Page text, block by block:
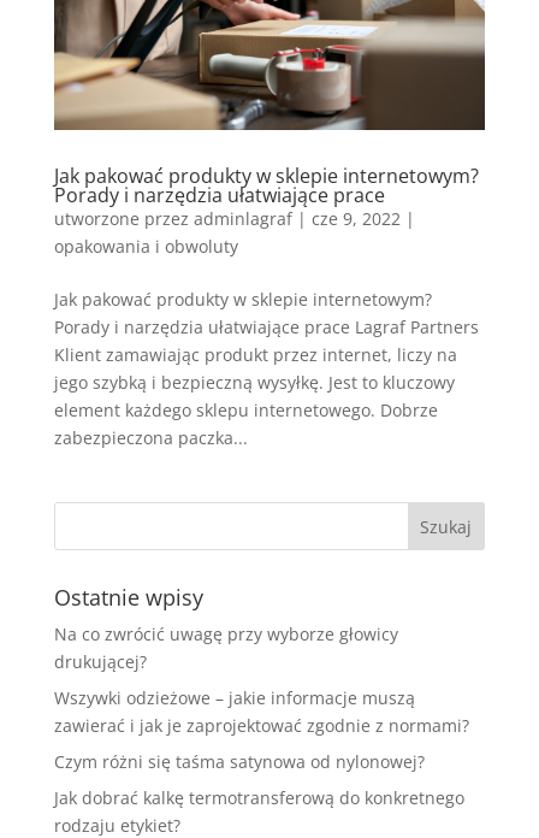
Jak pakować produkty w sklepie internetowym?
Porady i narzędzia ułatwiające prace
utworzone przez adminlagraf| cze 9, 2022|
opakowania i obwoluty
Jak pakować produkty w sklepie internetowym?
Porady i narzędzia ułatwiające prace Lagraf Partners
Klient zamawiając produkt przez internet, liczy na
jego szybką i bezpieczną wysyłkę. Jest to kluczowy
element każdego sklepu internetowego. Dobrze
zabezpieczona paczka...
Ostatnie wpisy
Na co zwrócić uwagę przy wyborze głowicy
drukującej?
Wszywki odzieżowe – jakie informacje muszą
zawierać i jak je zaprojektować zgodnie z normami?
Czym różni się taśma satynowa od nylonowej?
Jak dobrać kalkę termotransferową do konkretnego
rodzaju etykiet?